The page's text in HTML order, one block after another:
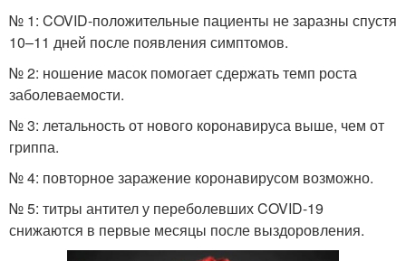
№ 1: COVID-положительные пациенты не заразны спустя
10–11 дней после появления симптомов.
№ 2: ношение масок помогает сдержать темп роста
заболеваемости.
№ 3: летальность от нового коронавируса выше, чем от
гриппа.
№ 4: повторное заражение коронавирусом возможно.
№ 5: титры антител у переболевших COVID-19
снижаются в первые месяцы после выздоровления.